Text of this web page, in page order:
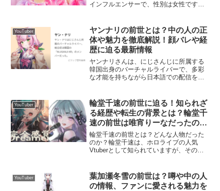
インフルエンサーで、性別は女性です。
話題に上がります。この疑問は、彼女の
外見や過去の発...
YouTuber
ヤンナリの前世とは？中の人の正
体や魅力を徹底解説！顔バレや経
歴に迫る最新情報
ヤンナリさんは、にじさんじに所属する
韓国出身のバーチャルライバーで、多彩
な才能を持ちながら日本語での配信を行
題は興味深いトピックの一つです。本記
事では、ヤンナリさんの前...
YouTuber
輪堂千速の前世に迫る！知られざ
る経歴や転生の背景とは？輪堂千
速の前世は唯宵りーなだったの
か？その謎に迫る！【Vtuberファ
ン必見】
輪堂千速の前世とは？どんな人物だった
のか？輪堂千速は、ホロライブの人気
Vtuberとして知られていますが、その前
は、Vtuber活動を始める以前にも注目さ
れた人物だった...
YouTuber
葉加瀬冬雪の前世は？噂や中の人
の情報、ファンに愛される魅力を